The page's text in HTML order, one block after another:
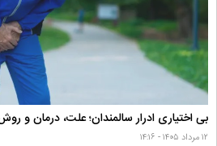
بی اختیاری ادرار سالمندان؛ علت، درمان و
۱۲ مرداد ۱۴۰۵ - ۱۴:۱۶